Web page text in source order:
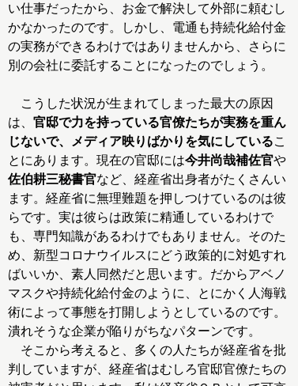
い仕事だったから、お金で解決して外部に頼むし
かなかったのです。しかし、電通も持続化給付金
の実務ができるわけではありませんから、さらに
別の会社に委託することになったのでしょう。
こうした状況が生まれてしまった最大の原因
は、 官邸で力を持っている官僚たちが実務を重ん
じないで、メディア映りばかりを気にしているこ
とにあります。現在の官邸には今井尚哉補佐官や
佐伯耕三秘書官など、経産省出身者がたくさんい
ます。経産省に無理難題を押しつけているのは彼
らです。実は彼らは政策に精通しているわけで
も、専門知識があるわけでもありません。そのた
め、新型コロナウイルスにどう政策的に対処すれ
ばいいか、素人同然だと思います。だからアベノ
マスクや持続化給付金のように、とにかく人海戦
術によって事態を打開しようとしているのです。
潰れそうな企業が陥りがちなパターンです。
そこから考えると、多くの人たちが経産省を批
判していますが、経産省はむしろ官邸官僚たちの